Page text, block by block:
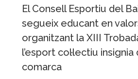
El Consell Esportiu del
segueix educant en
organitzant la XIII
l’esport col·lectiu insignia
comarca